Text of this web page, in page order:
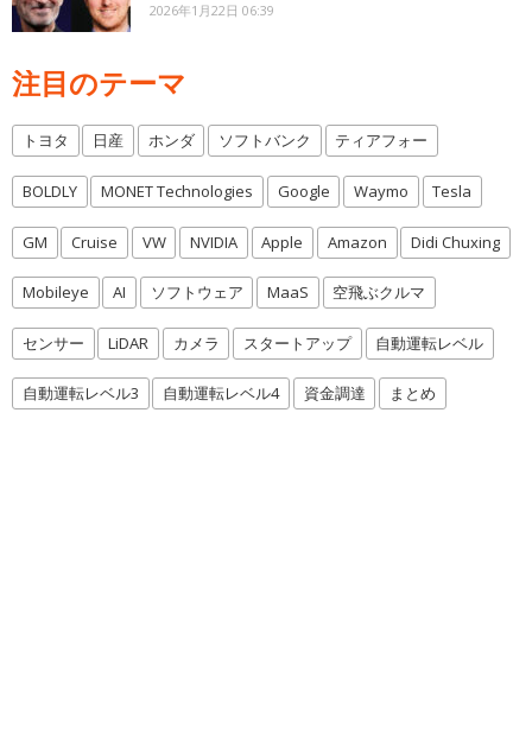
2026年1月22日 06:39
注目のテーマ
トヨタ 日産 ホンダ ソフトバンク ティアフォー
BOLDLY MONET Technologies Google Waymo Tesla
GM Cruise VW NVIDIA Apple Amazon Didi Chuxing
Mobileye AI ソフトウェア MaaS 空飛ぶクルマ
センサー LiDAR カメラ スタートアップ 自動運転レベル
自動運転レベル3 自動運転レベル4 資金調達 まとめ